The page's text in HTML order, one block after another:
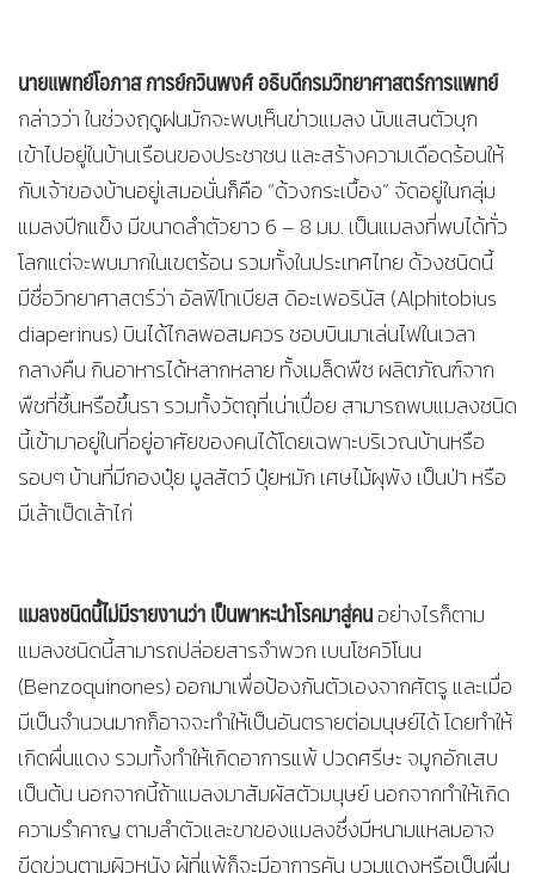
นายแพทย์โอภาส การย์กวินพงศ์ อธิบดีกรมวิทยาศาสตร์การแพทย์
กล่าวว่า ในช่วงฤดูฝนมักจะพบเห็นข่าวแมลง นับแสนตัวบุก
เข้าไปอยู่ในบ้านเรือนของประชาชน และสร้างความเดือดร้อนให้
กับเจ้าของบ้านอยู่เสมอนั่นก็คือ “ด้วงกระเบื้อง” จัดอยู่ในกลุ่ม
แมลงปีกแข็ง มีขนาดลำตัวยาว 6 – 8 มม. เป็นแมลงที่พบได้ทั่ว
โลกแต่จะพบมากในเขตร้อน รวมทั้งในประเทศไทย ด้วงชนิดนี้
มีชื่อวิทยาศาสตร์ว่า อัลฟิโทเบียส ดิอะเพอรินัส (Alphitobius
diaperinus) บินได้ไกลพอสมควร ชอบบินมาเล่นไฟในเวลา
กลางคืน กินอาหารได้หลากหลาย ทั้งเมล็ดพืช ผลิตภัณฑ์จาก
พืชที่ชื้นหรือขึ้นรา รวมทั้งวัตถุที่เน่าเปื่อย สามารถพบแมลงชนิด
นี้เข้ามาอยู่ในที่อยู่อาศัยของคนได้โดยเฉพาะบริเวณบ้านหรือ
รอบๆ บ้านที่มีกองปุ๋ย มูลสัตว์ ปุ๋ยหมัก เศษไม้ผุพัง เป็นป่า หรือ
มีเล้าเป็ดเล้าไก่
แมลงชนิดนี้ไม่มีรายงานว่า เป็นพาหะนำโรคมาสู่คนอย่างไรก็ตาม
แมลงชนิดนี้สามารถปล่อยสารจำพวก เบนโซควิโนน
(Benzoquinones) ออกมาเพื่อป้องกันตัวเองจากศัตรู และเมื่อ
มีเป็นจำนวนมากก็อาจจะทำให้เป็นอันตรายต่อมนุษย์ได้ โดยทำให้
เกิดผื่นแดง รวมทั้งทำให้เกิดอาการแพ้ ปวดศรีษะ จมูกอักเสบ
เป็นต้น นอกจากนี้ถ้าแมลงมาสัมผัสตัวมนุษย์ นอกจากทำให้เกิด
ความรำคาญ ตามลำตัวและขาของแมลงซึ่งมีหนามแหลมอาจ
ขีดข่วนตามผิวหนัง ผู้ที่แพ้ก็จะมีอาการคัน บวมแดงหรือเป็นผื่น